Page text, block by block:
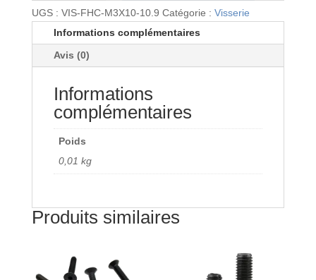
de
10
Six-
UGS : VIS-FHC-M3X10-10.9 Catégorie : Visserie
Informations complémentaires
Avis (0)
Informations
complémentaires
Poids
0,01 kg
Produits similaires